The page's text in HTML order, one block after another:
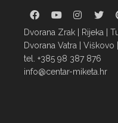
Dvorana Zrak | Rijeka |
Dvorana Vatra | Viškovo
tel. +385 98 387 876
info@centar-miketa.hr